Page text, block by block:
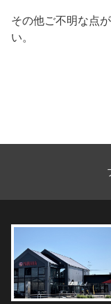
その他ご不明な点
い。